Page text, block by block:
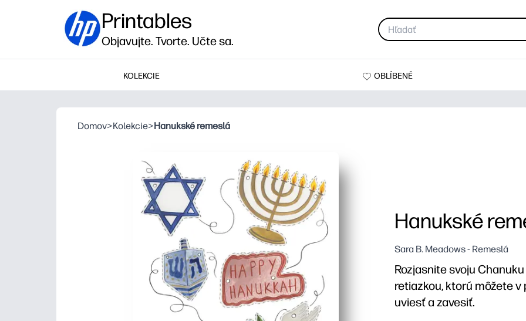
Printables
Objavujte. Tvorte. Učte sa.
KOLEKCIE OBLÍBENÉ
Domov>Kolekcie>Hanukské remeslá
Hanukské
Sara B. Meadows - Remeslá
Rozjasnite svoju
retiazkou, ktorú môžete
uviesť a zavesiť.